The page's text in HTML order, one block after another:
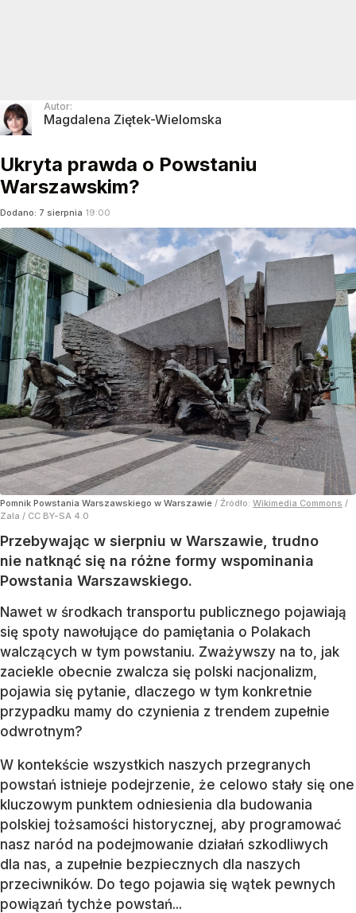
Autor:
Magdalena Ziętek-Wielomska
Ukryta prawda o Powstaniu
Warszawskim?
Dodano: 7 sierpnia 19:00
Pomnik Powstania Warszawskiego w Warszawie / Źródło: Wikimedia Commons /
Zala / CC BY-SA 4.0
Przebywając w sierpniu w Warszawie, trudno
nie natknąć się na różne formy wspominania
Powstania Warszawskiego.
Nawet w środkach transportu publicznego pojawiają
się spoty nawołujące do pamiętania o Polakach
walczących w tym powstaniu. Zważywszy na to, jak
zaciekle obecnie zwalcza się polski nacjonalizm,
pojawia się pytanie, dlaczego w tym konkretnie
przypadku mamy do czynienia z trendem zupełnie
odwrotnym?
W kontekście wszystkich naszych przegranych
powstań istnieje podejrzenie, że celowo stały się one
kluczowym punktem odniesienia dla budowania
polskiej tożsamości historycznej, aby programować
nasz naród na podejmowanie działań szkodliwych
dla nas, a zupełnie bezpiecznych dla naszych
przeciwników. Do tego pojawia się wątek pewnych
powiązań tychże powstań...